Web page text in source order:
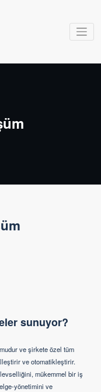
Dmv Bilişim
sunuyor?
ve şirkete özel tüm
ve otomatikleştirir.
mükemmel bir iş
yönetimini ve